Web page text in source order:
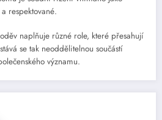
respektované.
naplňuje různé role, které přesahují
se tak neoddělitelnou součástí
významu.